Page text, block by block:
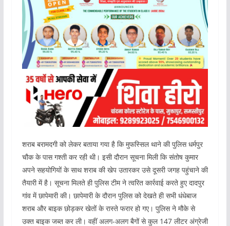
शराब बरामदगी को लेकर बताया गया है कि मुफस्सिल थाने की पुलिस धर्मपुर
चौक के पास गश्ती कर रही थी। इसी दौरान सूचना मिली कि संतोष कुमार
अपने सहयोगियों के साथ शराब की खेप उतारकर उसे दूसरी जगह पहुंचाने की
तैयारी में है। सूचना मिलते ही पुलिस टीम ने त्वरित कार्रवाई करते हुए दादपुर
गांव में छापेमारी की। छापेमारी के दौरान पुलिस को देखते ही सभी धंधेबाज
शराब और बाइक छोड़कर खेतों के रास्ते फरार हो गए। पुलिस ने मौके से
उक्त बाइक जब्त कर ली। वहीं अलग-अलग बैगों से कुल 147 लीटर अंग्रेजी